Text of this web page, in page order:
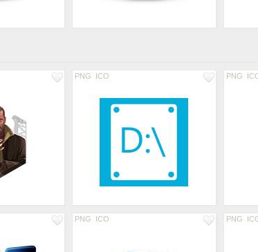
PNG ICO PNG
PNG ICO PNG